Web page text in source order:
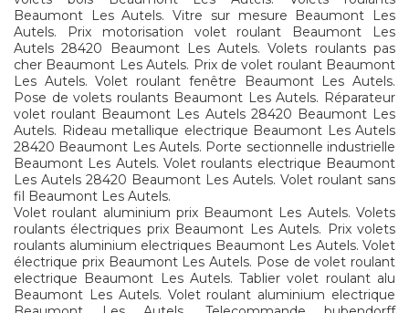
Beaumont Les Autels. Vitre sur mesure Beaumont Les
Autels. Prix motorisation volet roulant Beaumont Les
Autels 28420 Beaumont Les Autels. Volets roulants pas
cher Beaumont Les Autels. Prix de volet roulant Beaumont
Les Autels. Volet roulant fenêtre Beaumont Les Autels.
Pose de volets roulants Beaumont Les Autels. Réparateur
volet roulant Beaumont Les Autels 28420 Beaumont Les
Autels. Rideau metallique electrique Beaumont Les Autels
28420 Beaumont Les Autels. Porte sectionnelle industrielle
Beaumont Les Autels. Volet roulants electrique Beaumont
Les Autels 28420 Beaumont Les Autels. Volet roulant sans
fil Beaumont Les Autels.
Volet roulant aluminium prix Beaumont Les Autels. Volets
roulants électriques prix Beaumont Les Autels. Prix volets
roulants aluminium electriques Beaumont Les Autels. Volet
électrique prix Beaumont Les Autels. Pose de volet roulant
electrique Beaumont Les Autels. Tablier volet roulant alu
Beaumont Les Autels. Volet roulant aluminium electrique